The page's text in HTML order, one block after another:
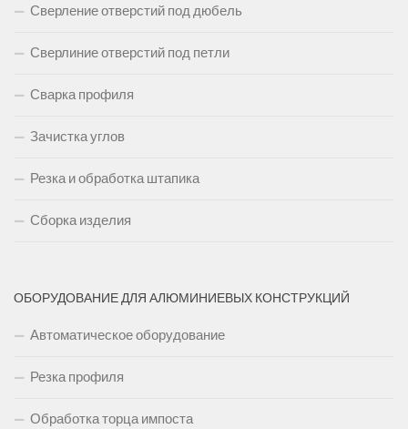
Сверление отверстий под дюбель
Сверлиние отверстий под петли
Сварка профиля
Зачистка углов
Резка и обработка штапика
Сборка изделия
ОБОРУДОВАНИЕ ДЛЯ АЛЮМИНИЕВЫХ КОНСТРУКЦИЙ
Автоматическое оборудование
Резка профиля
Обработка торца импоста